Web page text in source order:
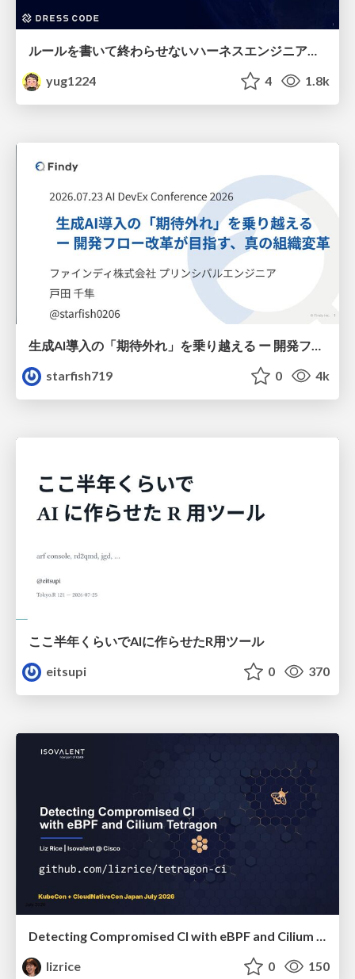
ルールを書いて終わらせないハーネスエンジニアリング
yug1224
4 1.8k
生成AI導入の「期待外れ」を乗り越える ー 開発フロー改革が目指す、真の組織変革
starfish719
0 4k
ここ半年くらいでAIに作らせたR用ツール
eitsupi
0 370
Detecting Compromised CI with eBPF and Cilium Tetragon
lizrice
0 150